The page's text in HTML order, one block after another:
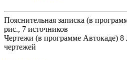
Пояснительная записка (в
рис., 7 источников
Чертежи (в программе Автокаде) 8
чертежей